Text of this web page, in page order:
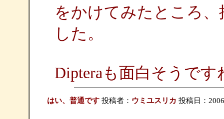
をかけてみたところ
した。
Dipteraも面白そうです
はい、普通です投稿者： ウミユスリカ 投稿日：